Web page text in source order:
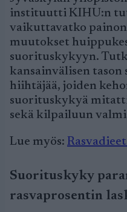
instituutti KIHU:n
vaikuttavatko
muutokset
suorituskykyyn.
kansainvälisen tason
hiihtäjää, joiden
suorituskykyä
sekä kilpailuun
Lue myös:
Suorituskyky
rasvaprosentin